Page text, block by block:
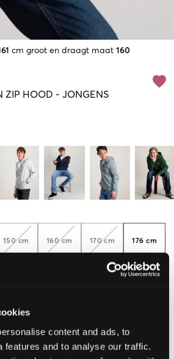
content and ads, to
features and to analyse our traffic.
cm groot en draagt maat 160
ZIP HOOD - JONGENS
150 cm 160 cm 170 cm 176 cm
MAATTABEL